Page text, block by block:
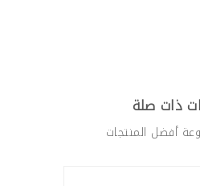
ذات صلة
أفضل المنتجات